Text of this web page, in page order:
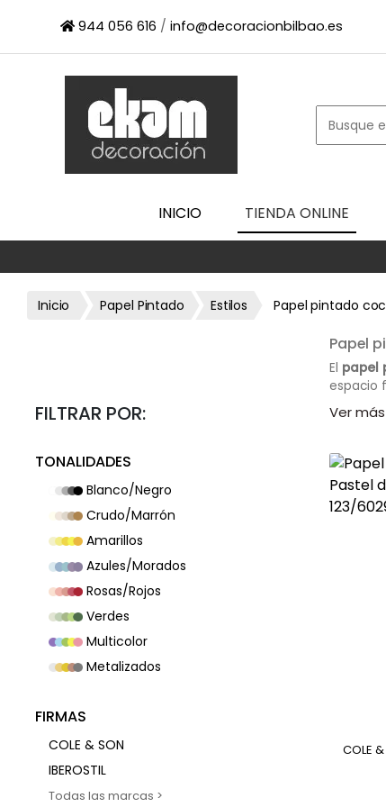
944 056 616 / info@decoracionbilbao.es
INICIO TIENDA ONLINE
INICIO
SHOWROOM
Inicio Papel Pintado Estilos Papel pintado
FILTRAR POR:
TONALIDADES
Blanco/Negro
Crudo/Marrón
Amarillos
Azules/Morados
Rosas/Rojos
Verdes
Multicolor
Metalizados
FIRMAS
COLE & SON
IBEROSTIL
JV ITALIAN DESIGN
Papel
El papel
espacio
se
reformas.
para
¿Qué
El papel
Tipos
COLE